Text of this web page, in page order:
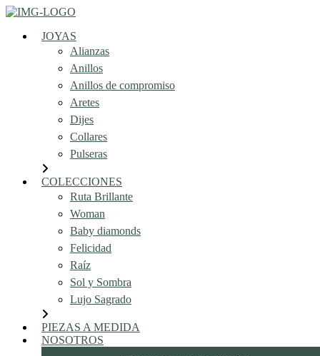
JOYAS
Alianzas
Anillos
Anillos de compromiso
Aretes
Dijes
Collares
Pulseras
COLECCIONES
Ruta Brillante
Woman
Baby diamonds
Felicidad
Raíz
Sol y Sombra
Lujo Sagrado
PIEZAS A MEDIDA
NOSOTROS